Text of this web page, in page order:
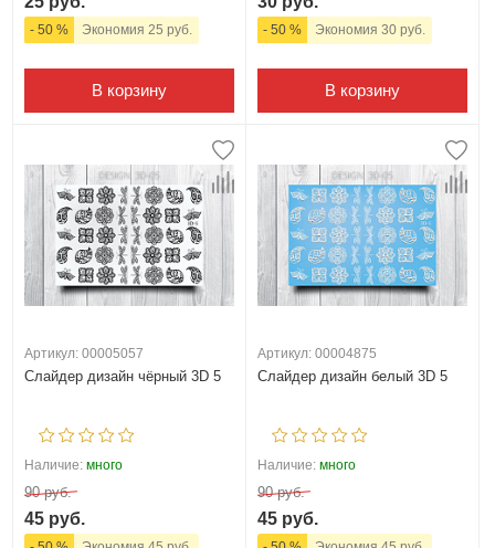
- 50 % Экономия 25 руб.
В корзину
- 50 % Экономия 30 руб.
В корзину
Артикул: 00005057
Слайдер дизайн чёрный 3D 5
Наличие: много
90 руб.
45 руб.
Артикул: 00004875
Слайдер дизайн белый 3D 5
Наличие: много
90 руб.
45 руб.